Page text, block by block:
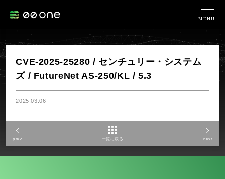
MENU
CVE-2025-25280 / センチュリー・システム
ズ / FutureNet AS-250/KL / 5.3
2025.03.06
prev 一覧に戻る next